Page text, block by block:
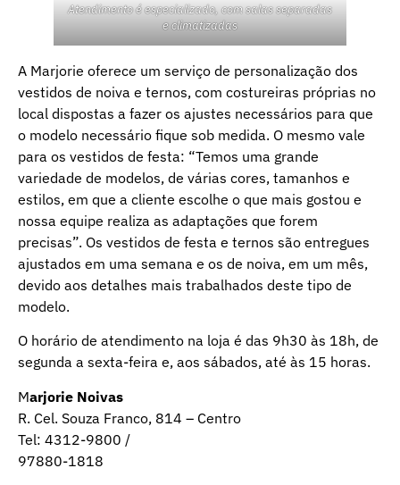
Atendimento é especializado, com salas separadas
e climatizadas
A Marjorie oferece um serviço de personalização dos
vestidos de noiva e ternos, com costureiras próprias no
local dispostas a fazer os ajustes necessários para que
o modelo necessário fique sob medida. O mesmo vale
para os vestidos de festa: “Temos uma grande
variedade de modelos, de várias cores, tamanhos e
estilos, em que a cliente escolhe o que mais gostou e
nossa equipe realiza as adaptações que forem
precisas”. Os vestidos de festa e ternos são entregues
ajustados em uma semana e os de noiva, em um mês,
devido aos detalhes mais trabalhados deste tipo de
modelo.
O horário de atendimento na loja é das 9h30 às 18h, de
segunda a sexta-feira e, aos sábados, até às 15 horas.
Marjorie Noivas
R. Cel. Souza Franco, 814 – Centro
Tel: 4312-9800 /
97880-1818